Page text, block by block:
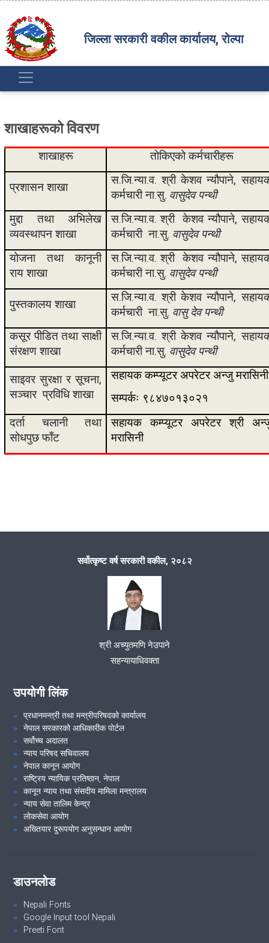
जिल्ला सरकारी वकील कार्यालय, रोल्पा
शाखाहरूको विवरण
शाखाहरू तोकिएको कर्मचारीहरू
प्रशासन शाखा स.जि.न्या.व. श्री केशव न्यौपाने,
कर्मचारी ना.सु. वासुदेव पन्थी
मुद्दा तथा अभिलेख
व्यवस्थापन शाखा
स.जि.न्या.व. श्री केशव न्यौपाने,
कर्मचारीना.सु. वासुदेव पन्थी
योजना तथा कानूनी
राय शाखा
स.जि.न्या.व. श्री केशव न्यौपाने,
कर्मचारी ना.सु. वासुदेव पन्थी
पुस्तकालय शाखा स.जि.न्या.व. श्री केशव न्यौपाने,
कर्मचारीना.सु. वासु देव पन्थी
कसूर पीडित तथा साक्षी
संरक्षण शाखा
स.जि.न्या.व. श्री केशव न्यौपाने,
कर्मचारी ना.सु. वासुदेव पन्थी
साइवर सुरक्षा र सूचना,
सञ्चार प्रविधि शाखा
सहायक कम्प्यूटर अपरेटर अन्जु मरासिनी
सम्पर्कः ९८४७०१३०२१
दर्ता चलानी तथा
सोधपुछ फाँट
सहायक कम्प्यूटर अपरेटर श्री
मरासिनी
सर्वोत्कृष्ट वर्ष सरकारी वकील, २०८२
श्री अच्युतमणि नेउपाने
सहन्यायाधिवक्ता
उपयोगी लिंक
प्रधानमन्त्री तथा मन्त्रीपरिषदको कार्यालय
नेपाल सरकारको आधिकारीक पोर्टल
सर्वोच्च अदालत
न्याय परिषद सचिवालय
नेपाल कानून आयोग
राष्ट्रिय न्यायिक प्रतिष्ठान, नेपाल
कानून न्याय तथा संसदीय मामिला मन्त्रालय
न्याय सेवा तालिम केन्द्र
लोकसेवा आयोग
अख्तियार दुरूपयोग अनुसन्धान आयोग
डाउनलोड
Nepali Fonts
Google Input tool Nepali
Preeti Font